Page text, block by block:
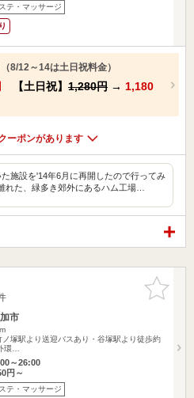
テ・マッサージ
8/12～14は土日祝料金）
【土日祝】 1,280円 → 1,180
ーポンがあります
施設を'14年6月に再開したので行ってみ
れた、緑多き郊外にあるハム工場…
お気に入
りに追加
市
ノ塚駅より送迎バスあり・谷塚駅より徒歩約
環…
～26:00
円～
テ・マッサージ